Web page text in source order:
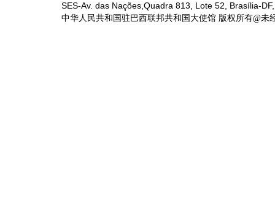
SES-Av. das Nações,Quadra 813, Lote 52, Brasília-
中华人民共和国驻巴西联邦共和国大使馆 版权所有@未